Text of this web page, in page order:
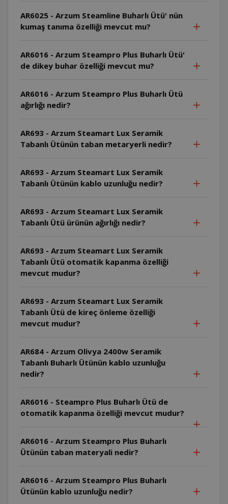
AR6025 - Arzum Steamline Buharlı Ütü' nün
kumaş tanıma özelliği mevcut mu?
AR6016 - Arzum Steampro Plus Buharlı Ütü'
de dikey buhar özelliği mevcut mu?
AR6016 - Arzum Steampro Plus Buharlı Ütü
ağırlığı nedir?
AR693 - Arzum Steamart Lux Seramik
Tabanlı Ütünün taban metaryerli nedir?
AR693 - Arzum Steamart Lux Seramik
Tabanlı Ütünün kablo uzunluğu nedir?
AR693 - Arzum Steamart Lux Seramik
Tabanlı Ütü ürünün ağırlığı nedir?
AR693 - Arzum Steamart Lux Seramik
Tabanlı Ütü otomatik kapanma özelliği
mevcut mudur?
AR693 - Arzum Steamart Lux Seramik
Tabanlı Ütü de kireç önleme özelliği
mevcut mudur?
AR684 - Arzum Olivya 2400w Seramik
Tabanlı Buharlı Ütünün kablo uzunluğu
nedir?
AR6016 - Steampro Plus Buharlı Ütü de
otomatik kapanma özelliği mevcut mudur?
AR6016 - Arzum Steampro Plus Buharlı
Ütünün taban materyali nedir?
AR6016 - Arzum Steampro Plus Buharlı
Ütünün kablo uzunluğu nedir?